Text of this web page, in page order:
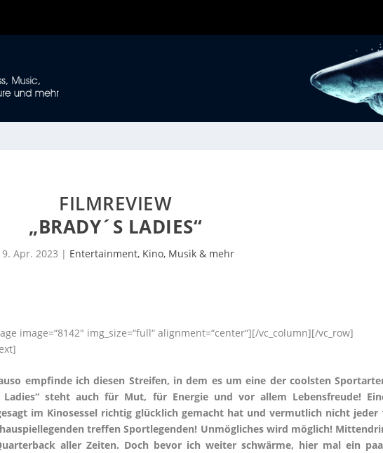
FILMREVIEW
„BRADY´S LADIES“
Apr. 2023 | Entertainment, Kino, Musik & mehr
image=“8142″ img_size=“full“ alignment=“center“][/vc_column][/vc_row]
empfinde ich diesen Streifen, in dem es um eine der coolsten
steht auch für Mut, für Energie und vor allem Lebensfreude!
im Kinosessel richtig glücklich gemacht hat und vermutlich nicht jeder
treffen Sportlegenden! Unmögliches wird möglich!
aller Zeiten. Doch bevor ich weiter schwärme, hier mal ein